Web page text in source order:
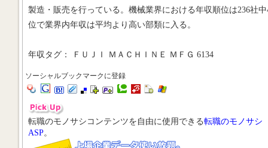
製造・販売を行っている。機械業界における年収順位は236社中
位で業界内年収は平均より高い部類に入る。
年収タグ： ＦＵＪＩ ＭＡＣＨＩＮＥ ＭＦＧ 6134
ソーシャルブックマークに登録
転職のモノサシコンテンツを自由に使用できる転職のモノサシ
ASP。